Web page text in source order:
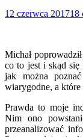
12 czerwca 201718
Michał
co to jest i skąd się
jak można
wiarygodne, a które
Prawda to moje
Nim ono
przeanalizować